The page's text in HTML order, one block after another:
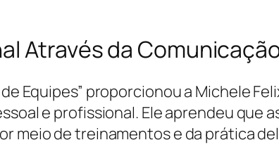
Através da
Equipes” proporcionou a Michele
e profissional. Ele aprendeu que
meio de treinamentos e da prática